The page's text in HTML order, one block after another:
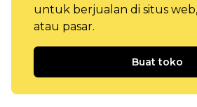
untuk berjualan di situs web,
atau pasar.
Buat toko